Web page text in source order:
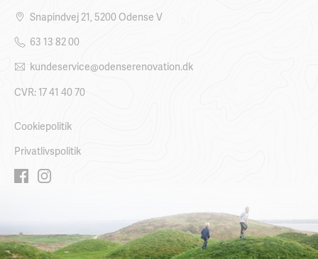
Snapindvej 21, 5200 Odense V
63 13 82 00
kundeservice@odenserenovation.dk
CVR: 17 41 40 70
Cookiepolitik
Privatlivspolitik